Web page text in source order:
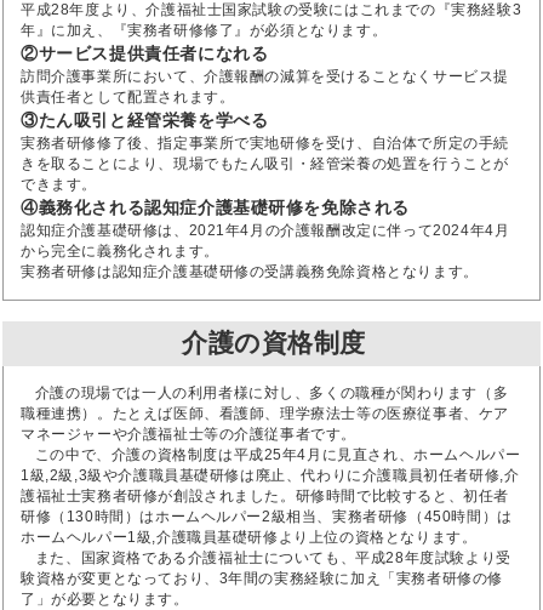
平成28年度より、介護福祉士国家試験の受験にはこれまでの『実務経験3
年』に加え、『実務者研修修了』が必須となります。
②サービス提供責任者になれる
訪問介護事業所において、介護報酬の減算を受けることなくサービス提
供責任者として配置されます。
③たん吸引と経管栄養を学べる
実務者研修修了後、指定事業所で実地研修を受け、自治体で所定の手続
きを取ることにより、現場でもたん吸引・経管栄養の処置を行うことが
できます。
④義務化される認知症介護基礎研修を免除される
認知症介護基礎研修は、2021年4月の介護報酬改定に伴って2024年4月
から完全に義務化されます。
実務者研修は認知症介護基礎研修の受講義務免除資格となります。
介護の資格制度
介護の現場では一人の利用者様に対し、多くの職種が関わります（多
職種連携）。たとえば医師、看護師、理学療法士等の医療従事者、ケア
マネージャーや介護福祉士等の介護従事者です。
この中で、介護の資格制度は平成25年4月に見直され、ホームヘルパー
1級,2級,3級や介護職員基礎研修は廃止、代わりに介護職員初任者研修,介
護福祉士実務者研修が創設されました。研修時間で比較すると、初任者
研修（130時間）はホームヘルパー2級相当、実務者研修（450時間）は
ホームヘルパー1級,介護職員基礎研修より上位の資格となります。
また、国家資格である介護福祉士についても、平成28年度試験より受
験資格が変更となっており、3年間の実務経験に加え「実務者研修の修
了」が必要となります。